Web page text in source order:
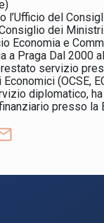
l’Ufficio del
dei Ministri.
Economia e
a Praga Dal 2000
servizio
(OCSE,
diplomatico,
presso la